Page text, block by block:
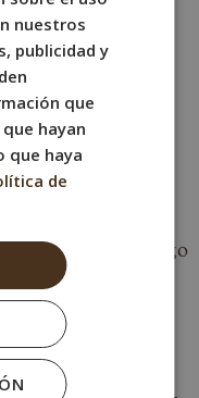
y otros puntos
un tentempié o algo
dispone de un
un bufé variado,
y energía sin
fuera.
nuestros
publicidad y
que
hayan
que haya
de